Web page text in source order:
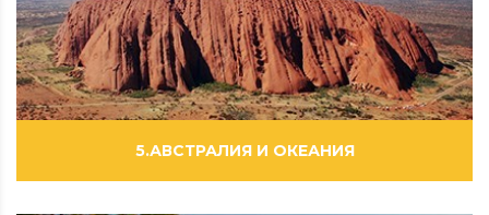
ВИДЕОРОЛИКИ
ФИЛЬМЫ
ФОТОРЕПОРТАЖИ
5.АВСТРАЛИЯ И ОКЕАНИЯ